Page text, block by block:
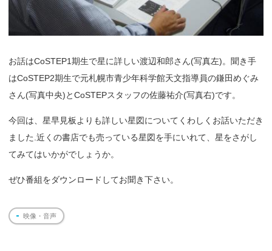
お話はCoSTEP1期生で星に詳しい渡辺和郎さん(写真左)。聞き手
はCoSTEP2期生で元札幌市青少年科学館天文指導員の鎌田めぐみ
さん(写真中央)とCoSTEPスタッフの佐藤祐介(写真右)です。
今回は、星早見板よりも詳しい星図についてくわしくお話いただき
ました.近くの書店でも売っている星図を手にいれて、星をさがし
てみてはいかがでしょうか。
ぜひ番組をダウンロードしてお聞き下さい。
映像・音声